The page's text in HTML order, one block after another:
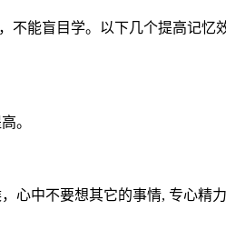
能盲目学。以下几个提高记忆
。
心中不要想其它的事情, 专心精力